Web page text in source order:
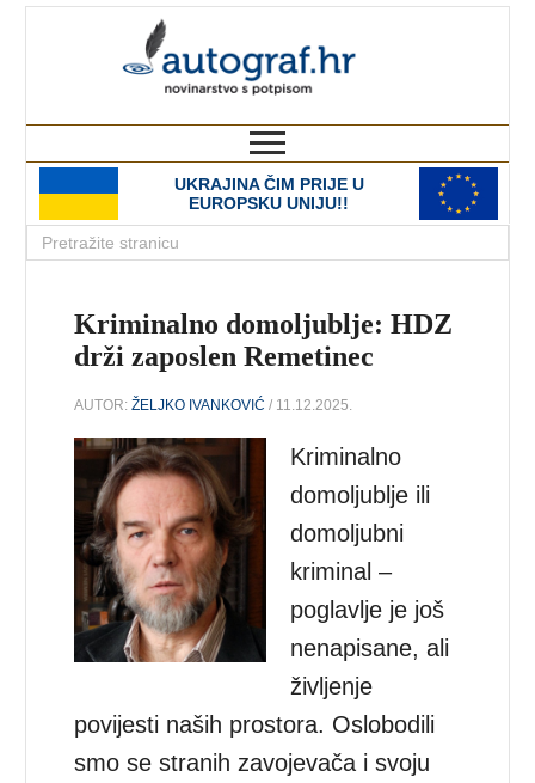
UKRAJINA ČIM PRIJE U
EUROPSKU UNIJU!!
Kriminalno domoljublje: HDZ
drži zaposlen Remetinec
AUTOR:ŽELJKO IVANKOVIĆ / 11.12.2025.
Kriminalno
domoljublje ili
domoljubni
kriminal –
poglavlje je još
nenapisane, ali
življenje
povijesti naših prostora. Oslobodili
smo se stranih zavojevača i svoju